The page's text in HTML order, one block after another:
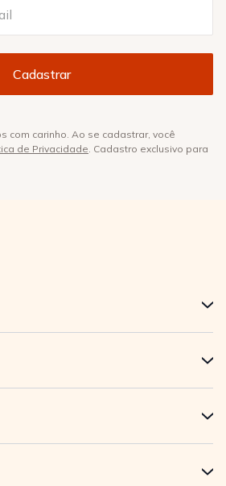
com carinho. Ao se cadastrar, você
de Privacidade. Cadastro exclusivo para
+
+
+
+